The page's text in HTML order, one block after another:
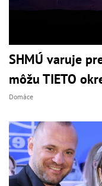
SHMÚ varuje
môžu TIETO
Domáce